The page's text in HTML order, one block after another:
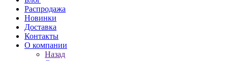
Распродажа
Новинки
Доставка
Контакты
О компании
Назад